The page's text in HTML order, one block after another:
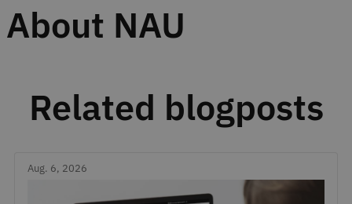
About NAU
Related blogposts
Aug. 6, 2026